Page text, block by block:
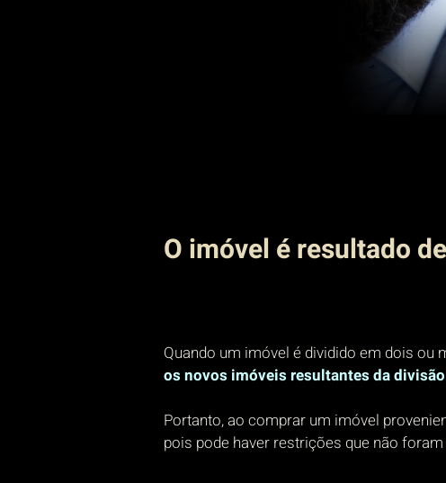
O imóvel é resultado
Quando um imóvel é dividido em dois ou
os novos imóveis resultantes da
Portanto, ao comprar um imóvel
pois pode haver restrições que não